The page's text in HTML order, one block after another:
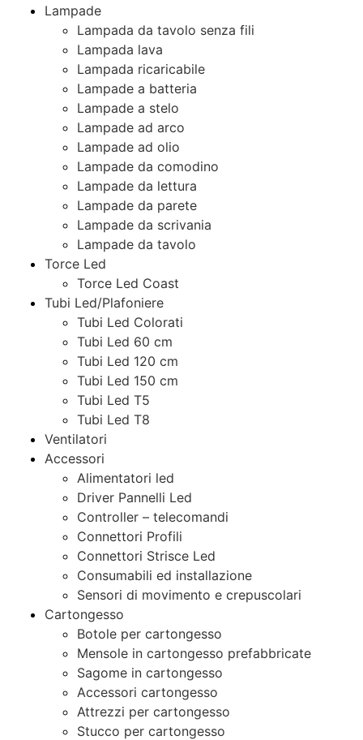
Lampade
Lampada da tavolo senza fili
Lampada lava
Lampada ricaricabile
Lampade a batteria
Lampade a stelo
Lampade ad arco
Lampade ad olio
Lampade da comodino
Lampade da lettura
Lampade da parete
Lampade da scrivania
Lampade da tavolo
Torce Led
Torce Led Coast
Tubi Led/Plafoniere
Tubi Led Colorati
Tubi Led 60 cm
Tubi Led 120 cm
Tubi Led 150 cm
Tubi Led T5
Tubi Led T8
Ventilatori
Accessori
Alimentatori led
Driver Pannelli Led
Controller – telecomandi
Connettori Profili
Connettori Strisce Led
Consumabili ed installazione
Sensori di movimento e crepuscolari
Cartongesso
Botole per cartongesso
Mensole in cartongesso prefabbricate
Sagome in cartongesso
Accessori cartongesso
Attrezzi per cartongesso
Stucco per cartongesso